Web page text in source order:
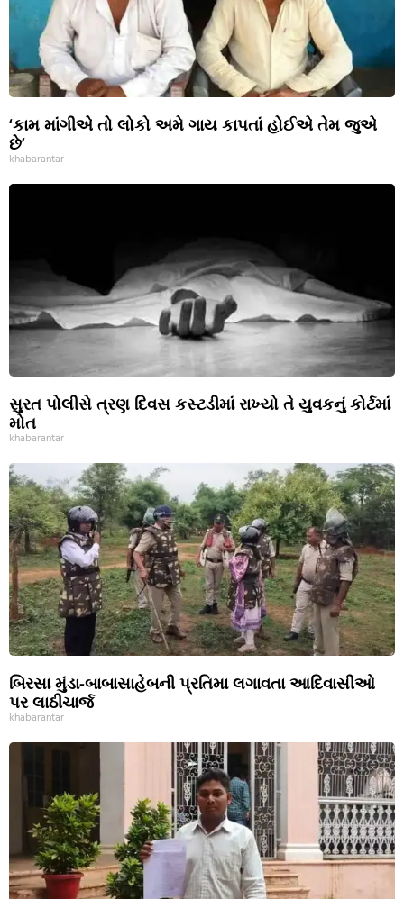
‘કામ માંગીએ તો લોકો અમે ગાય કાપતાં હોઈએ તેમ જુએ
છે’
khabarantar
સુરત પોલીસે ત્રણ દિવસ કસ્ટડીમાં રાખ્યો તે યુવકનું કોર્ટમાં
મોત
khabarantar
બિરસા મુંડા-બાબાસાહેબની પ્રતિમા લગાવતા આદિવાસીઓ
પર લાઠીચાર્જ
khabarantar